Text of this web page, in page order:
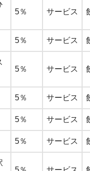
5％ サービス
5％ サービス
5％ サービス
5％ サービス
5％ サービス
5％ サービス